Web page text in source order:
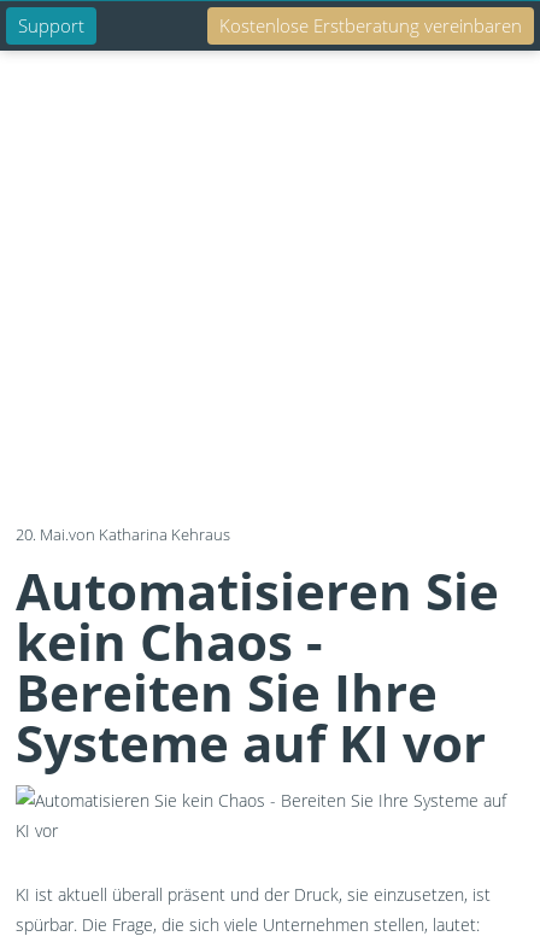
Support Kostenlose Erstberatung vereinbaren
20. Mai.von Katharina Kehraus
Automatisieren Sie
kein Chaos -
Bereiten Sie Ihre
Systeme auf KI vor
KI ist aktuell überall präsent und der Druck, sie einzusetzen, ist
spürbar. Die Frage, die sich viele Unternehmen stellen, lautet: